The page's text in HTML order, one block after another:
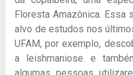
Floresta Amazônica. Essa
alvo de estudos nos
UFAM, por exemplo,
a leishmaniose e